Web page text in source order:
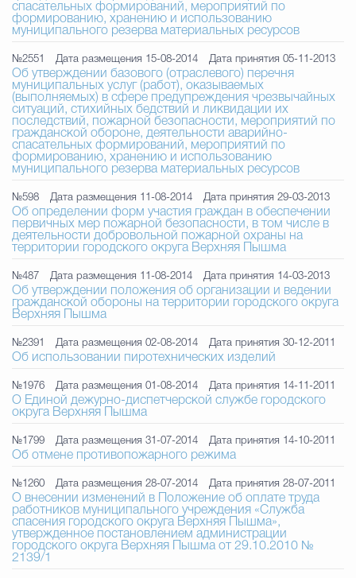
спасательных формирований, мероприятий по
формированию, хранению и использованию
муниципального резерва материальных ресурсов
№2551 Дата размещения 15-08-2014 Дата принятия 05-11-2013
Об утверждении базового (отраслевого) перечня
муниципальных услуг (работ), оказываемых
(выполняемых) в сфере предупреждения чрезвычайных
ситуаций, стихийных бедствий и ликвидации их
последствий, пожарной безопасности, мероприятий по
гражданской обороне, деятельности аварийно-
спасательных формирований, мероприятий по
формированию, хранению и использованию
муниципального резерва материальных ресурсов
№598 Дата размещения 11-08-2014 Дата принятия 29-03-2013
Об определении форм участия граждан в обеспечении
первичных мер пожарной безопасности, в том числе в
деятельности добровольной пожарной охраны на
территории городского округа Верхняя Пышма
№487 Дата размещения 11-08-2014 Дата принятия 14-03-2013
Об утверждении положения об организации и ведении
гражданской обороны на территории городского округа
Верхняя Пышма
№2391 Дата размещения 02-08-2014 Дата принятия 30-12-2011
Об использовании пиротехнических изделий
№1976 Дата размещения 01-08-2014 Дата принятия 14-11-2011
О Единой дежурно-диспетчерской службе городского
округа Верхняя Пышма
№1799 Дата размещения 31-07-2014 Дата принятия 14-10-2011
Об отмене противопожарного режима
№1260 Дата размещения 28-07-2014 Дата принятия 28-07-2011
О внесении изменений в Положение об оплате труда
работников муниципального учреждения «Служба
спасения городского округа Верхняя Пышма»,
утвержденное постановлением администрации
городского округа Верхняя Пышма от 29.10.2010 №
2139/1